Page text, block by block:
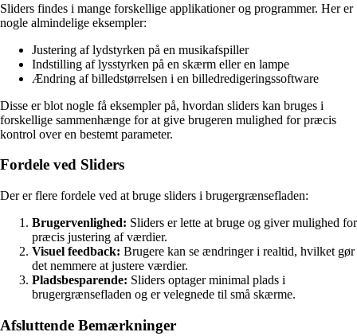
Sliders findes i mange forskellige applikationer og programmer. Her er
nogle almindelige eksempler:
Justering af lydstyrken på en musikafspiller
Indstilling af lysstyrken på en skærm eller en lampe
Ændring af billedstørrelsen i en billedredigeringssoftware
Disse er blot nogle få eksempler på, hvordan sliders kan bruges i
forskellige sammenhænge for at give brugeren mulighed for præcis
kontrol over en bestemt parameter.
Fordele ved Sliders
Der er flere fordele ved at bruge sliders i brugergrænsefladen:
Brugervenlighed: Sliders er lette at bruge og giver mulighed for
præcis justering af værdier.
Visuel feedback: Brugere kan se ændringer i realtid, hvilket gør
det nemmere at justere værdier.
Pladsbesparende: Sliders optager minimal plads i
brugergrænsefladen og er velegnede til små skærme.
Afsluttende Bemærkninger